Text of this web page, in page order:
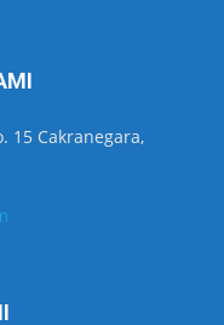
15 Cakranegara,